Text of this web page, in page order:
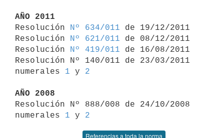
AÑO 2011
Resolución
Nº 634/011 de 19/12/2011
Resolución
Nº 621/011 de 08/12/2011
Resolución
Nº 419/011 de 16/08/2011
Resolución Nº 140/011 de 23/03/2011
numerales 1 y 2
AÑO 2008
Resolución Nº 888/008 de 24/10/2008
numerales 1 y 2
Referencias a toda la norma